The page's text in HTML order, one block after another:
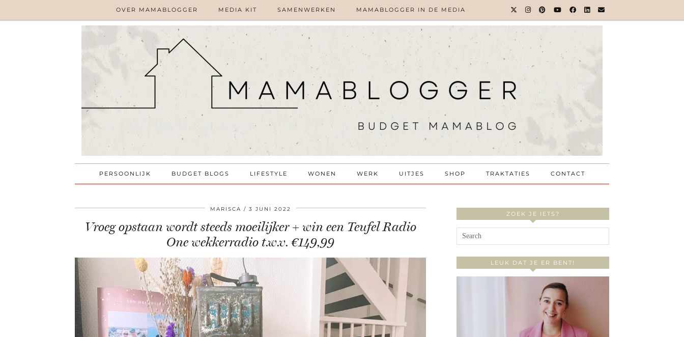
OVER MAMABLOGGER MEDIA KIT SAMENWERKEN MAMABLOGGER IN DE MEDIA
PERSOONLIJK BUDGET BLOGS LIFESTYLE WONEN WERK UITJES SHOP TRAKTATIES CONTACT
MARISCA 3 JUNI 2022
Vroeg opstaan wordt steeds moeilijker + win een Teufel Radio
One wekkerradio t.w.v. €149,99
ZOEK JE IETS?
LEUK DAT JE ER BENT!